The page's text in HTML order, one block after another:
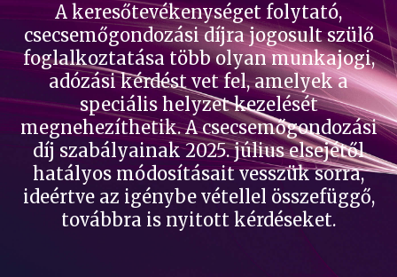
A keresőtevékenységet folytató,
csecsemőgondozási díjra jogosult szülő
foglalkoztatása több olyan munkajogi,
adózási kérdést vet fel, amelyek a
speciális helyzet kezelését
megnehezíthetik. A csecsemőgondozási
díj szabályainak 2025. július elsejétől
hatályos módosításait vesszük sorra,
ideértve az igénybe vétellel összefüggő,
továbbra is nyitott kérdéseket.